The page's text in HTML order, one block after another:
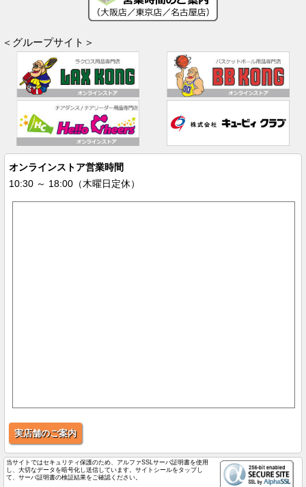
＜グループサイト＞
オンラインストア営業時間
10:30 ～ 18:00（木曜日定休）
実店舗のご案内
当サイトではセキュリティ保護のため、アルファSSLサーバ証明書を使用
し、大切なデータを暗号化し送信しています。サイトシールをタップし
て、サーバ証明書の検証結果をご確認ください。